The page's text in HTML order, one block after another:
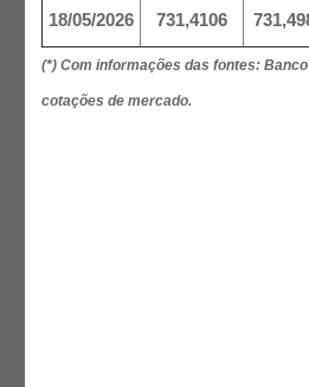
18/05/2026 731,4106
(*) Com informações das fontes:
cotações de mercado.